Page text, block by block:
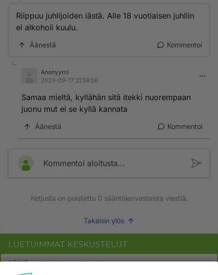
Riippuu juhlijoiden iästä. Alle 18 vuotiaisen juhliin
ei alkoholi kuulu.
Äänestä Kommentoi
Anonyymi
2023-09-17 21:58:56
Samaa mieltä, kyllähän sitä itekki nuorempaan
juonu mut ei se kyllä kannata
Äänestä Kommentoi
Kommentoi aloitusta...
Ketjusta on poistettu 0 sääntöjenvastaista viestiä.
Takaisin ylös
LUETUIMMAT KESKUSTELUT
PÄIVÄ VIIKKO KUUKAUSI